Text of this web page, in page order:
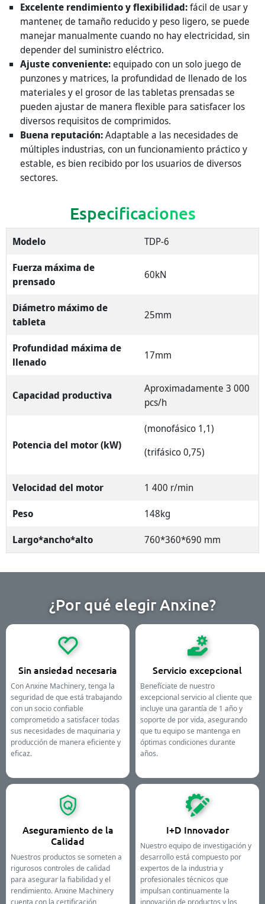
Excelente rendimiento y flexibilidad:fácil de usar y
mantener, de tamaño reducido y peso ligero, se puede
manejar manualmente cuando no hay electricidad, sin
depender del suministro eléctrico.
Ajuste conveniente:equipado con un solo juego de
punzones y matrices, la profundidad de llenado de los
materiales y el grosor de las tabletas prensadas se
pueden ajustar de manera flexible para satisfacer los
diversos requisitos de comprimidos.
Buena reputación:Adaptable a las necesidades de
múltiples industrias, con un funcionamiento práctico y
estable, es bien recibido por los usuarios de diversos
sectores.
Especificaciones
Modelo
TDP-6
Fuerza máxima de
prensado
60kN
Diámetro máximo de
tableta
25mm
Profundidad máxima de
llenado
17mm
Capacidad productiva
Aproximadamente 3 000
pcs/h
Potencia del motor (kW)
(monofásico 1,1)
(trifásico 0,75)
Velocidad del motor
1 400 r/min
Peso
148kg
Largo*ancho*alto
760*360*690 mm
¿Por qué elegir Anxine?
Sin ansiedad necesaria
Con Anxine Machinery, tenga la
seguridad de que está trabajando
con un socio confiable
comprometido a satisfacer todas
sus necesidades de maquinaria y
producción de manera eficiente y
eficaz.
Servicio excepcional
Benefíciate de nuestro
excepcional servicio al cliente que
incluye una garantía de 1 año y
soporte de por vida, asegurando
que tu equipo se mantenga en
óptimas condiciones durante
años.
Aseguramiento de la
Calidad
Nuestros productos se someten a
rigurosos controles de calidad
para asegurar la fiabilidad y el
rendimiento. Anxine Machinery
I+D Innovador
Nuestro equipo de investigación y
desarrollo está compuesto por
expertos de la industria y
profesionales técnicos que
impulsan continuamente la